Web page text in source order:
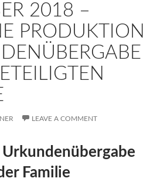
2018 –
PRODUKTION
LEAVE A COMMENT
Familie